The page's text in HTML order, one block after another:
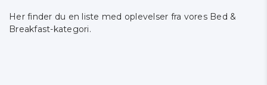
Her finder du en liste med oplevelser fra vores Bed &
Breakfast-kategori.